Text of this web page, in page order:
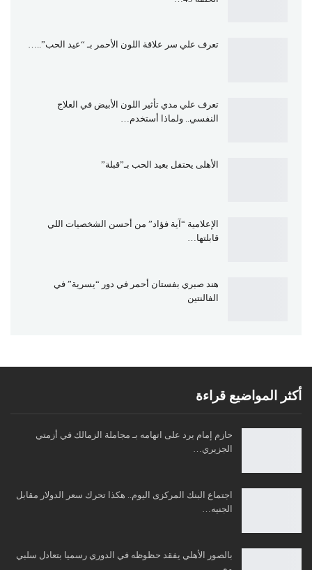
تعرف علي سر علاقة اللون الأحمر بـ “عيد الحب”..…
تعرف علي مدي تأثير اللون الأبيض في العلاج
النفسي.. ولماذا أستخدم…
الأهلى يحتفل بعيد الحب بـ”قبلة”
الإعلامية “آية فؤاد” من أحسن الشخصيات اللي
قابلتها…
هند صبري بفستان أحمر في دور “يسرية” في
الفالنتين
أكثر المواضيع قراءة
حازم إمام يرد على اتهامه بـ مجاملة الزمالك في أزمتي
الجزيري…
اجتماع البنك المركزى اليوم.. هكذا تحرك سعر الدولار مقابل
الجنيه…
بالصور الأهلي يفقد حظوظه في الدوري رسميا بتعادل سلبي